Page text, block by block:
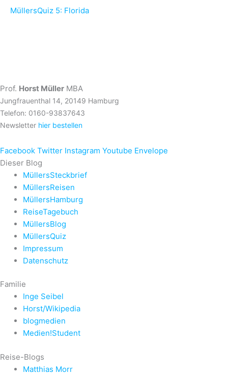
MüllersQuiz 5: Florida
Prof. Horst Müller MBA
Jungfrauenthal 14, 20149 Hamburg
Telefon: 0160-93837643
Newsletter hier bestellen
Facebook Twitter Instagram Youtube Envelope
Dieser Blog
MüllersSteckbrief
MüllersReisen
MüllersHamburg
ReiseTagebuch
MüllersBlog
MüllersQuiz
Impressum
Datenschutz
Familie
Inge Seibel
Horst/Wikipedia
blogmedien
Medien!Student
Reise-Blogs
Matthias Morr